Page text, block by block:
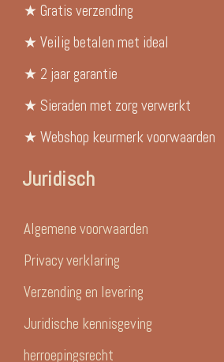
★ Gratis verzending
★ Veilig betalen met ideal
★ 2 jaar garantie
★ Sieraden met zorg verwerkt
★ Webshop keurmerk voorwaarden
Juridisch
Algemene voorwaarden
Privacy verklaring
Verzending en levering
Juridische kennisgeving
herroepingsrecht